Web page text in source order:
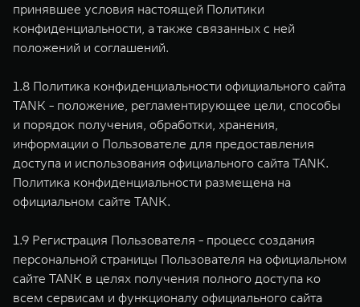
принявшее условия настоящей Политики
конфиденциальности, а также связанных с ней
положений и соглашений.
1.8 Политика конфиденциальности официального сайта
TANK - положение, регламентирующее цели, способы
и порядок получения, обработки, хранения,
информации о Пользователе для предоставления
доступа и использования официального сайта TANK.
Политика конфиденциальности размещена на
официальном сайте TANK.
1.9 Регистрация Пользователя - процесс создания
персональной страницы Пользователя на официальном
сайте TANK в целях получения полного доступа ко
всем сервисам и функционалу официального сайта